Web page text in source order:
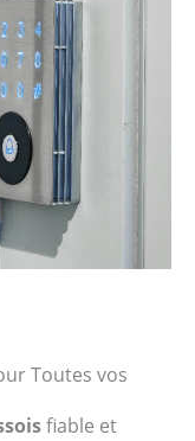
Toutes vos
fiable et